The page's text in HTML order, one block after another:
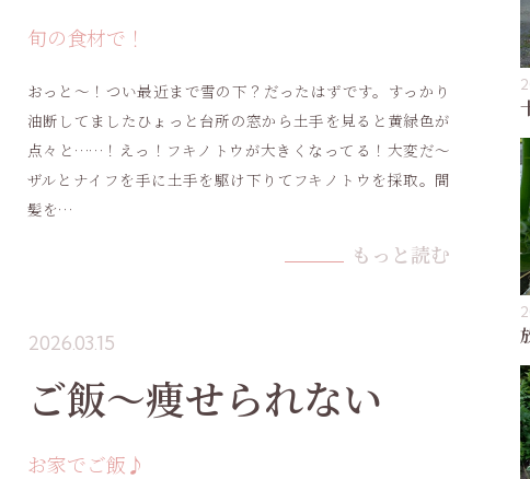
旬の食材で！
おっと〜！つい最近まで雪の下？だったはずです。すっかり
油断してましたひょっと台所の窓から土手を見ると黄緑色が
点々と……！えっ！フキノトウが大きくなってる！大変だ〜
ザルとナイフを手に土手を駆け下りてフキノトウを採取。間
髪を…
もっと読む
2026.03.15
ご飯〜痩せられない
お家でご飯♪